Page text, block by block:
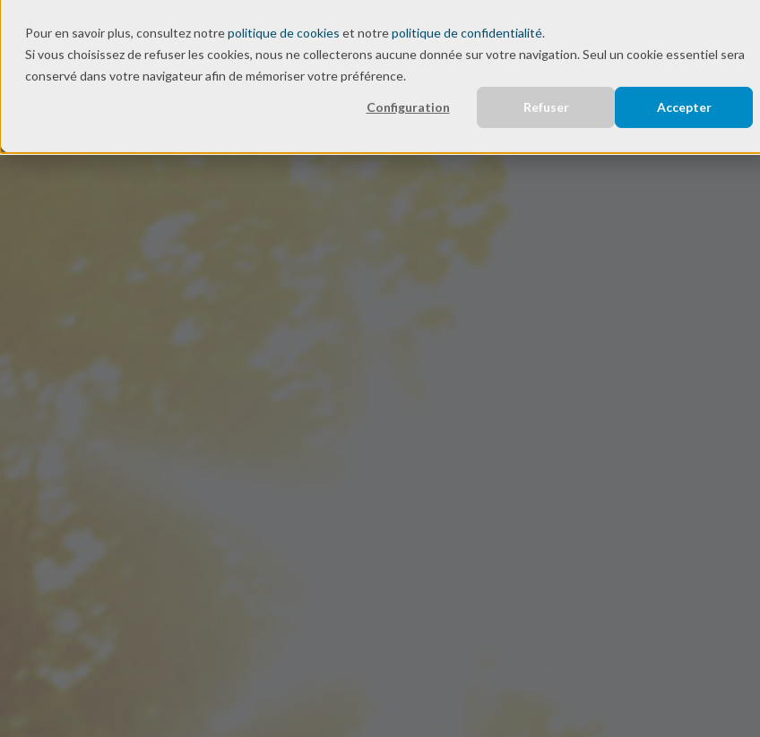
Pour en savoir plus, consultez notrepolitique de cookies et notrepolitique de confidentialité.
Si vous choisissez de refuser les cookies, nous ne collecterons aucune donnée sur votre navigation. Seul un cookie essentiel sera
conservé dans votre navigateur afin de mémoriser votre préférence.
Configuration Refuser Accepter
Secteurs Solutions Savoir-faire